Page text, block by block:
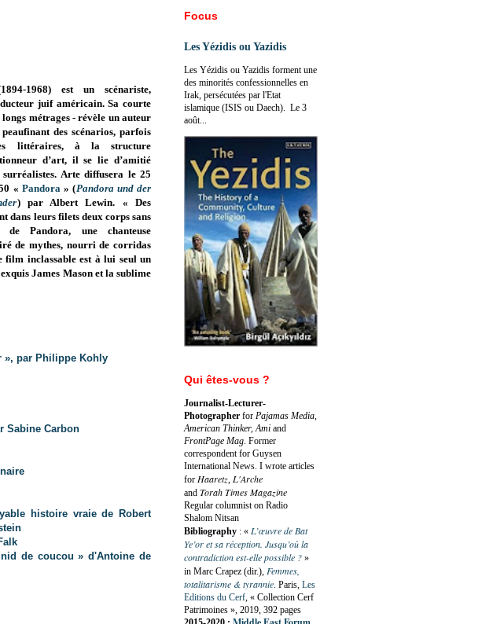
1968) est un scénariste,
juif américain. Sa courte
métrages - révèle un auteur
des scénarios, parfois
littéraires, à la structure
d’art, il se lie d’amitié
surréalistes. Arte diffusera le 25
« Pandora» (Pandora und der
) par Albert Lewin. « Des
dans leurs filets deux corps sans
Pandora, une chanteuse
de mythes, nourri de corridas
film inclassable est à lui seul un
James Mason et la sublime
», par Philippe Kohly
Sabine Carbon
histoire vraie de Robert
de coucou » d'Antoine de
Focus
Les Yézidis ou Yazidis
Les Yézidis ou Yazidis forment une
des minorités confessionnelles en
Irak, persécutées par l'Etat
islamique (ISIS ou Daech). Le 3
août...
Qui êtes-vous ?
Journalist-Lecturer-
Photographer for Pajamas Media,
American Thinker, Ami and
FrontPage Mag. Former
correspondent for Guysen
International News. I wrote articles
for Haaretz, L'Arche
and Torah Times Magazine
Regular columnist on Radio
Shalom Nitsan
Bibliography : « L’œuvre de Bat
Ye’or et sa réception. Jusqu’où la
contradiction est-elle possible ? »
in Marc Crapez (dir.), Femmes,
totalitarisme & tyrannie. Paris, Les
Editions du Cerf, « Collection Cerf
Patrimoines », 2019, 392 pages